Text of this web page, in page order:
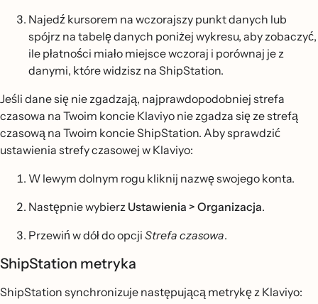
Najedź kursorem na wczorajszy punkt danych lub
spójrz na tabelę danych poniżej wykresu, aby zobaczyć,
ile płatności miało miejsce wczoraj i porównaj je z
danymi, które widzisz na ShipStation.
Jeśli dane się nie zgadzają, najprawdopodobniej strefa
czasowa na Twoim koncie Klaviyo nie zgadza się ze strefą
czasową na Twoim koncie ShipStation. Aby sprawdzić
ustawienia strefy czasowej w Klaviyo:
W lewym dolnym rogu kliknij nazwę swojego konta.
Następnie wybierz Ustawienia > Organizacja.
Przewiń w dół do opcji Strefa czasowa.
ShipStation metryka
ShipStation synchronizuje następującą metrykę z Klaviyo: